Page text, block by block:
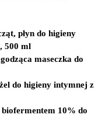
płyn do higieny
500 ml
maseczka do
do higieny intymnej z
10% do